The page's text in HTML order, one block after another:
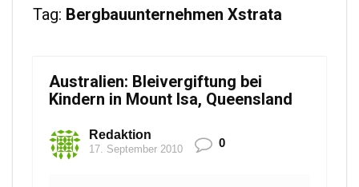
Tag: Bergbauunternehmen Xstrata
Australien: Bleivergiftung bei
Kindern in Mount Isa, Queensland
Redaktion
17. September 2010 0